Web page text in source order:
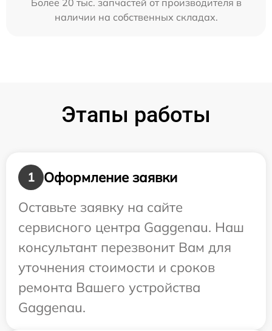
Более 20 тыс. запчастей от производителя в
наличии на собственных складах.
Этапы работы
1
Оформление заявки
Оставьте заявку на сайте
сервисного центра Gaggenau. Наш
консультант перезвонит Вам для
уточнения стоимости и сроков
ремонта Вашего устройства
Gaggenau.